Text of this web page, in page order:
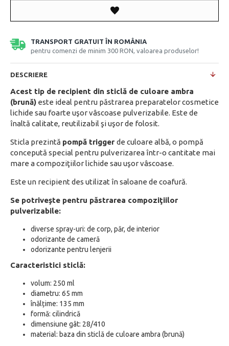
TRANSPORT GRATUIT ÎN ROMÂNIA
pentru comenzi de minim 300 RON, valoarea produselor!
DESCRIERE
Acest tip de recipient din sticlă de culoare ambra
(brună) este ideal pentru păstrarea preparatelor cosmetice
lichide sau foarte uşor vâscoase pulverizabile. Este de
înaltă calitate, reutilizabil şi uşor de folosit.
Sticla prezintă pompă trigger de culoare albă, o pompă
concepută special pentru pulverizarea într-o cantitate mai
mare a compoziţiilor lichide sau uşor vâscoase.
Este un recipient des utilizat în saloane de coafură.
Se potriveşte pentru păstrarea compoziţiilor
pulverizabile:
diverse spray-uri: de corp, păr, de interior
odorizante de cameră
odorizante pentru lenjerii
Caracteristici sticlă:
volum: 250 ml
diametru: 65 mm
înălțime: 135 mm
formă: cilindrică
dimensiune gât: 28/410
material: baza din sticlă de culoare ambra (brună)